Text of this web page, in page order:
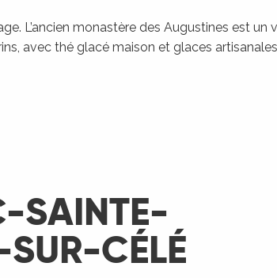
L’ancien monastère des Augustines est un
avec thé glacé maison et glaces
SAINTE-
CÉLÉ